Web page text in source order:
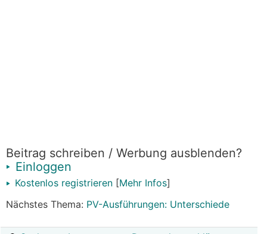
Beitrag schreiben / Werbung ausblenden?
Einloggen
Kostenlos registrieren [Mehr Infos]
Nächstes Thema: PV-Ausführungen: Unterschiede